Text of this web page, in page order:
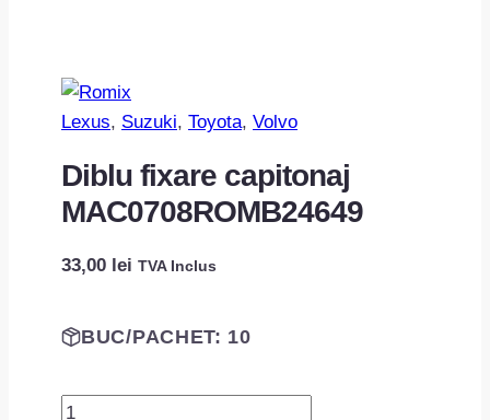
Lexus, Suzuki, Toyota, Volvo
Diblu fixare capitonaj
MAC0708ROMB24649
33,00 lei TVA Inclus
BUC/PACHET: 10
Cantitate